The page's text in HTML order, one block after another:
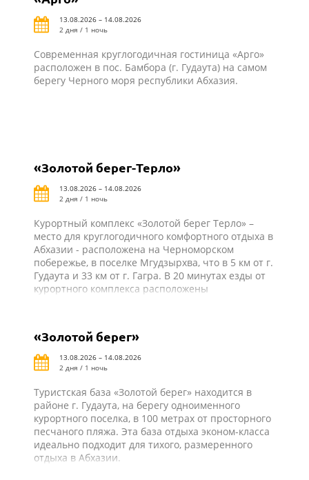
пунктов и удаленность от мегаполисов создают
спокойный, размеренный, без лишнего шума и
суеты отдых для туристов.
13.08.2026 – 14.08.2026
2 дня / 1 ночь
Современная круглогодичная гостиница «Арго»
расположен в пос. Бамбора (г. Гудаута) на самом
берегу Черного моря республики Абхазия.
«Золотой берег-Терло»
13.08.2026 – 14.08.2026
2 дня / 1 ночь
Курортный комплекс «Золотой берег Терло» –
место для круглогодичного комфортного отдыха в
Абхазии - расположена на Черноморском
побережье, в поселке Мгудзырхва, что в 5 км от г.
Гудаута и 33 км от г. Гагра. В 20 минутах езды от
курортного комплекса расположены
«Золотой берег»
13.08.2026 – 14.08.2026
2 дня / 1 ночь
Туристская база «Золотой берег» находится в
районе г. Гудаута, на берегу одноименного
курортного поселка, в 100 метрах от просторного
песчаного пляжа. Эта база отдыха эконом-класса
идеально подходит для тихого, размеренного
отдыха в Абхазии.